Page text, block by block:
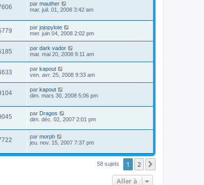
par mauther
mar. juil. 01, 2008 3:42 am
par jojopylote
mer. juin 04, 2008 2:02 pm
par dark vador
mar. mai 20, 2008 9:11 am
par kapout
ven. avr. 25, 2008 9:33 am
par kapout
dim. mars 30, 2008 5:06 pm
par Dragos
dim. déc. 02, 2007 2:01 pm
par morph
jeu. nov. 15, 2007 7:37 pm
58 sujets 1 2
Aller à